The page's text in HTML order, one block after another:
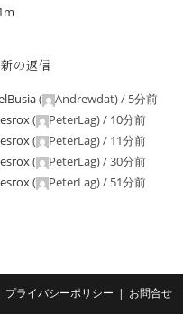
の返信
( Andrewdat) / 5分前
( PeterLag) / 10分前
( PeterLag) / 11分前
( PeterLag) /30分前
( PeterLag) / 51分前
プライバシーポリシー お問合せ